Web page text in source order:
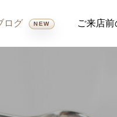
ログ NEW ご来店前